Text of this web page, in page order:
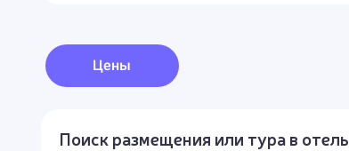
Цены
Поиск размещения или тура в отель